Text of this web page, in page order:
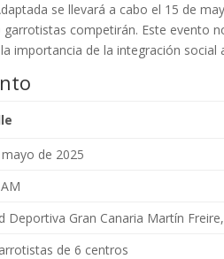
se llevará a cabo el 15 de
competirán. Este evento
importancia de la integración social
de 2025
Deportiva Gran Canaria Martín
de 6 centros